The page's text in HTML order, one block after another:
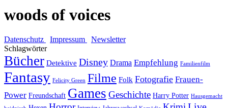
woods of voices
Datenschutz Impressum
Newsletter
Schlagwörter
Bücher Detektive Disney Drama Empfehlung Familienfilm
Fantasy Felicity Green Filme Folk Fotografie Frauen-
Power Freundschaft Games Geschichte Harry Potter Hausgemacht